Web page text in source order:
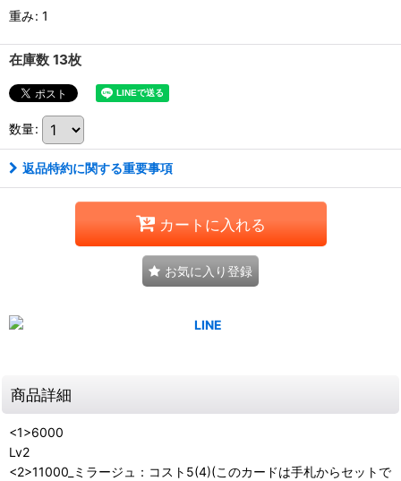
重み: 1
在庫数 13枚
数量:
返品特約に関する重要事項
カートに入れる
お気に入り登録
商品詳細
<1>6000
Lv2
<2>11000_ミラージュ：コスト5(4)(このカードは手札からセットで